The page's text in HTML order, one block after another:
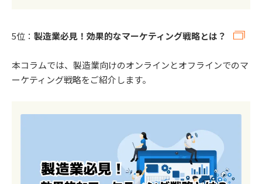
5位： 製造業必見！効果的なマーケティング戦略とは？
本コラムでは、製造業向けのオンラインとオフラインでのマ
ーケティング戦略をご紹介します。